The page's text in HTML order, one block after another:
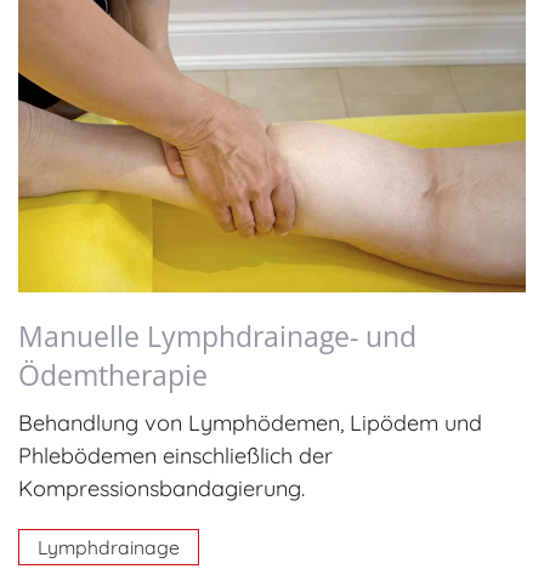
Manuelle Lymphdrainage- und
Ödemtherapie
Behandlung von Lymphödemen, Lipödem und
Phlebödemen einschließlich der
Kompressionsbandagierung.
Lymphdrainage